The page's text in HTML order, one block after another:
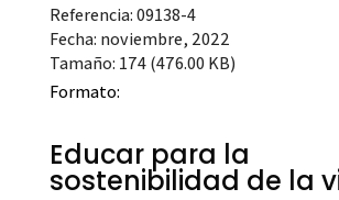
Referencia: 09138-4
Fecha: noviembre, 2022
Tamaño: 174 (476.00 KB)
Formato:
Educar para la
sostenibilidad de la